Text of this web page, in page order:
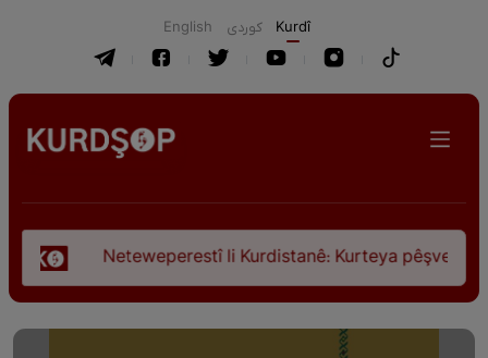
English كوردی Kurdî
Neteweperestî li Kurdistanê: Kurteya pêşveçûna dirokî